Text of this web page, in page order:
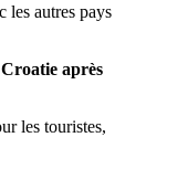
les autres pays
après
les touristes,